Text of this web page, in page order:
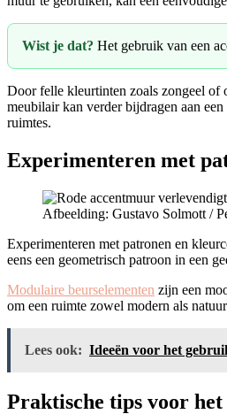
Wist je dat? Het gebruik van een
Door felle kleurtinten zoals zongeel of
meubilair kan verder bijdragen aan
ruimtes.
Experimenteren met
Afbeelding: Gustavo Solmott /
Experimenteren met patronen en
eens een geometrisch patroon in een
Modulaire beurselementen zijn een
om een ruimte zowel modern als
Lees ook: Ideeën voor het
Praktische tips voor